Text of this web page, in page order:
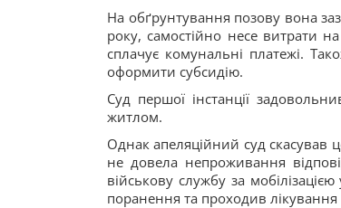
На обґрунтування позову вона
року, самостійно несе витрати
сплачує комунальні платежі.
оформити субсидію.
Суд першої інстанції
житлом.
Однак апеляційний суд скасував
не довела непроживання
військову службу за
поранення та проходив лікування